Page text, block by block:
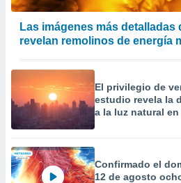
Las imágenes más detalladas
revelan remolinos de energía
El privilegio de
estudio revela la
a la luz natural
Confirmado el
12 de agosto